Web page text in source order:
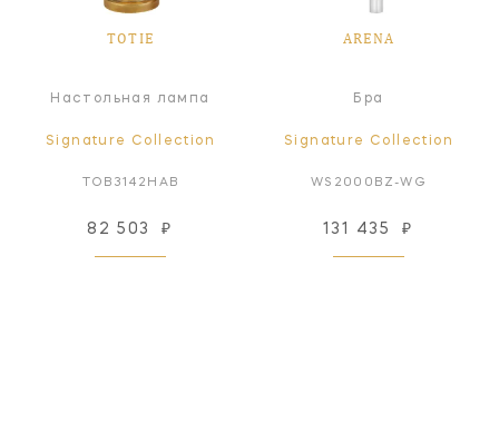
TOTIE
Настольная лампа
Signature Collection
TOB3142HAB
82 503 ₽
ARENA
Бра
Signature Collection
WS2000BZ-WG
131 435 ₽